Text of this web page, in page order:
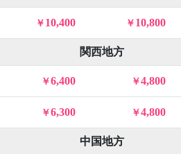
10,400 10,800
関西地方
6,400 4,800
6,300 4,800
中国地方